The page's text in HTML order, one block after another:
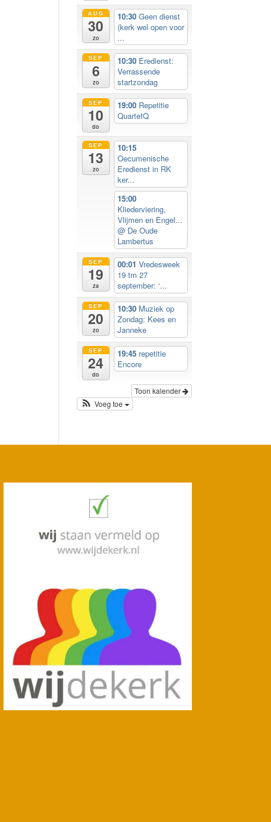
AUG
30
zo
10:30 Geen dienst
(kerk wel open voor
...
SEP
6
zo
10:30 Eredienst:
Verrassende
startzondag
SEP
10
do
19:00 Repetitie
QuartetQ
SEP
13
zo
10:15
Oecumenische
Eredienst in RK
ker...
15:00
Kliederviering,
Vlijmen en Engel...
@ De Oude
Lambertus
SEP
19
za
00:01 Vredesweek
19 tm 27
september: ‘...
SEP
20
zo
10:30 Muziek op
Zondag: Kees en
Janneke
SEP
24
do
19:45 repetitie
Encore
Toon kalender
Voeg toe